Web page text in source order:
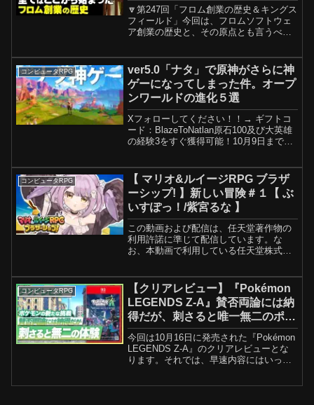
🔽第247回「フロム創業の歴史＆キングス
フィールド」今回は、フロムソフトウェ
ア創業の歴史と、その原点とも言うべき
いた企業でした。なぜゲーム事業に参入
したのか...
コンピュータRPG
ver5.0「ナタ」で原神がさらに神
ゲーになってしまった件。オープ
ンワールドの進化５選
Xフォローしてください！！→ ギフトコ
ード：BlazeToNatlan原石100及び大英雄
の経験3をすぐ獲得可能！10月9日まで有
30日まで有効0:00...
コンピュータRPG
【 マリオ&ルイージRPG ブラザ
ーシップ! 】新しい冒険＃１【 ぶ
いすぽっ！/紫宮るな 】
この動画および配信は、任天堂著作物の
利用許諾に準じて配信しています。な
お、本動画で利用している任天堂株式会
は-75℃@V3rMDkNLki53PWIさんありが
とうございま...
コンピュータRPG
【クリアレビュー】『Pokémon
LEGENDS Z-A』賛否両論には納
得だが、刺さると唯一無二のポケ
モンらしさ溢れる体験
【Nintendo Switch2 / Switch / ポ
ケモンZA】
今回は10月16日に発売された『Pokémon
LEGENDS Z-A』のクリアレビューとな
ります。それでは、早速内容にはいって